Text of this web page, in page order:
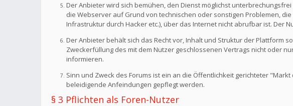
Der Anbieter wird sich bemühen, den Dienst möglichst
die Webserver auf Grund von technischen oder sonstigen Problemen,
Infrastruktur durch Hacker etc.), über das Internet nicht abrufbar ist. Der
Der Anbieter behält sich das Recht vor, Inhalt und Struktur der
Zweckerfüllung des mit dem Nutzer geschlossenen Vertrags nicht oder
informieren.
Sinn und Zweck des Forums ist ein an die Öffentlichkeit gerichteter
beleidigende Anfeindungen gepflegt werden.
§ 3 Pflichten als Foren-Nutzer